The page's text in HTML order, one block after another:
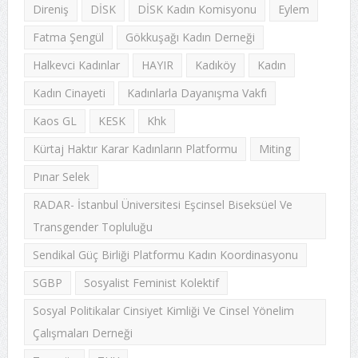
Direniş
DİSK DİSK Kadın Komisyonu
Eylem
Fatma Şengül
Gökkuşağı Kadın Derneği
Halkevci Kadınlar
HAYIR Kadıköy
Kadın
Kadın Cinayeti
Kadınlarla Dayanışma Vakfı
Kaos GL
KESK
Khk
Kürtaj Haktır Karar Kadınların Platformu
Miting
Pınar Selek
RADAR- İstanbul Üniversitesi Eşcinsel Biseksüel Ve
Transgender Topluluğu
Sendikal Güç Birliği Platformu Kadın Koordinasyonu
SGBP
Sosyalist Feminist Kolektif
Sosyal Politikalar Cinsiyet Kimliği Ve Cinsel Yönelim
Çalışmaları Derneği